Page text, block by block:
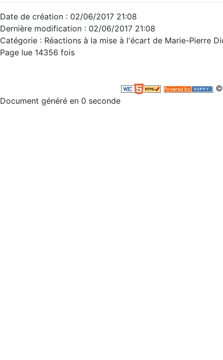
Date de création : 02/06/2017 21:08
Dernière modification : 02/06/2017 21:08
Catégorie : Réactions à la mise à l'écart de Marie-Pierre
Page lue 14356 fois
©
Document généré en 0 seconde